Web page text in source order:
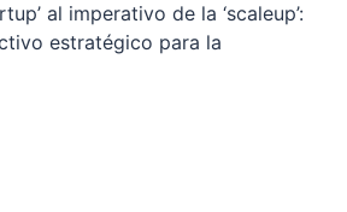
al imperativo de la ‘scaleup’:
estratégico para la